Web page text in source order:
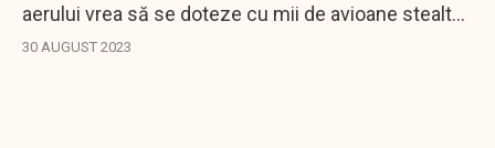
aerului vrea să se doteze cu mii de avioane stealth
autonome. Aparatele vor zbura fără ajutorul unui
30 AUGUST 2023